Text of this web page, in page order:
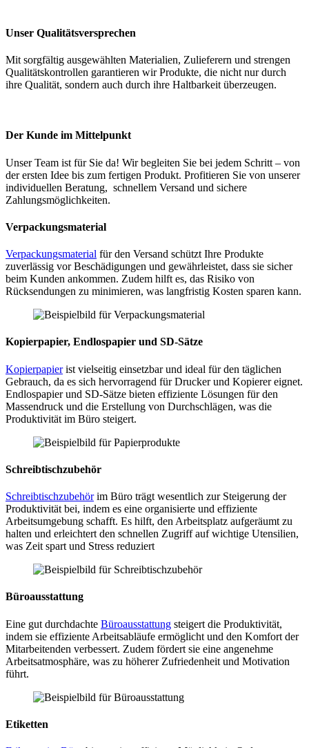
Unser Qualitätsversprechen
Mit sorgfältig ausgewählten Materialien, Zulieferern und strengen
Qualitätskontrollen garantieren wir Produkte, die nicht nur durch
ihre Qualität, sondern auch durch ihre Haltbarkeit überzeugen.
Der Kunde im Mittelpunkt
Unser Team ist für Sie da! Wir begleiten Sie bei jedem Schritt – von
der ersten Idee bis zum fertigen Produkt. Profitieren Sie von unserer
individuellen Beratung, schnellem Versand und sichere
Zahlungsmöglichkeiten.
Verpackungsmaterial
Verpackungsmaterial für den Versand schützt Ihre Produkte
zuverlässig vor Beschädigungen und gewährleistet, dass sie sicher
beim Kunden ankommen. Zudem hilft es, das Risiko von
Rücksendungen zu minimieren, was langfristig Kosten sparen kann.
Kopierpapier, Endlospapier und SD-Sätze
Kopierpapierist vielseitig einsetzbar und ideal für den täglichen
Gebrauch, da es sich hervorragend für Drucker und Kopierer eignet.
Endlospapier und SD-Sätze bieten effiziente Lösungen für den
Massendruck und die Erstellung von Durchschlägen, was die
Produktivität im Büro steigert.
Schreibtischzubehör
Schreibtischzubehörim Büro trägt wesentlich zur Steigerung der
Produktivität bei, indem es eine organisierte und effiziente
Arbeitsumgebung schafft. Es hilft, den Arbeitsplatz aufgeräumt zu
halten und erleichtert den schnellen Zugriff auf wichtige Utensilien,
was Zeit spart und Stress reduziert
Büroausstattung
Eine gut durchdachte Büroausstattung steigert die Produktivität,
indem sie effiziente Arbeitsabläufe ermöglicht und den Komfort der
Mitarbeitenden verbessert. Zudem fördert sie eine angenehme
Arbeitsatmosphäre, was zu höherer Zufriedenheit und Motivation
führt.
Etiketten